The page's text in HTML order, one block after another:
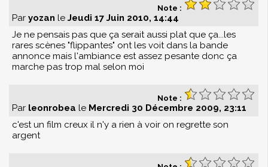
Note :
Par yozan le Jeudi 17 Juin 2010, 14:44
Je ne pensais pas que ça serait aussi plat que ça...les
rares scènes "flippantes" ont les voit dans la bande
annonce mais l'ambiance est assez pesante donc ça
marche pas trop mal selon moi
Note :
Par leonrobea le Mercredi 30 Décembre 2009, 23:11
c'est un film creux il n'y a rien à voir on regrette son
argent